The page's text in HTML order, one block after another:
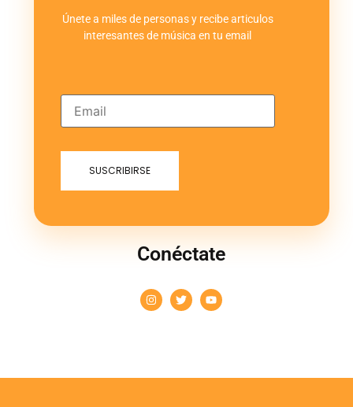
Únete a miles de personas y recibe articulos
interesantes de música en tu email
Conéctate